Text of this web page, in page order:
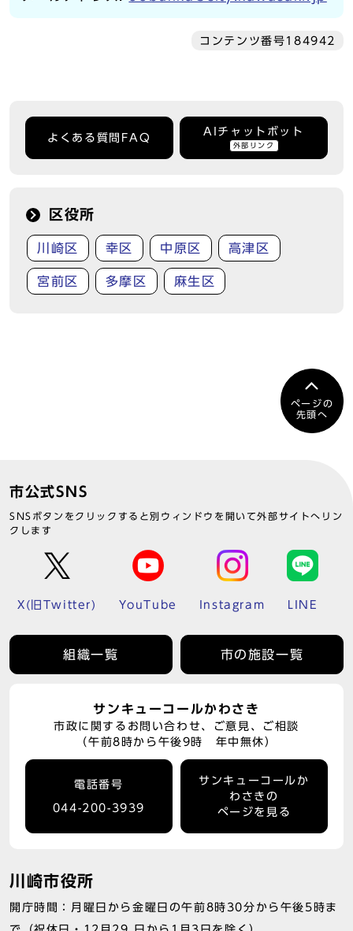
コンテンツ番号184942
よくある質問FAQ
AIチャットボット
外部リンク
区役所
川崎区 幸区 中原区 高津区
宮前区 多摩区 麻生区
ページの
先頭へ
市公式SNS
SNSボタンをクリックすると別ウィンドウを開いて外部サイトへリン
クします
X(旧Twitter) YouTube Instagram LINE
組織一覧 市の施設一覧
サンキューコールかわさき
市政に関するお問い合わせ、ご意見、ご相談
（午前8時から午後9時 年中無休）
電話番号
044-200-3939
サンキューコールか
わさきの
ページを見る
川崎市役所
開庁時間：月曜日から金曜日の午前8時30分から午後5時ま